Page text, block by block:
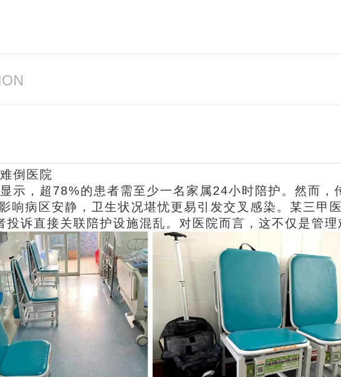
倒医院
示，超78%的患者需至少一名家属24小时陪护。然而，
响病区安静，卫生状况堪忧更易引发交叉感染。某三甲
诉直接关联陪护设施混乱。对医院而言，这不仅是管理